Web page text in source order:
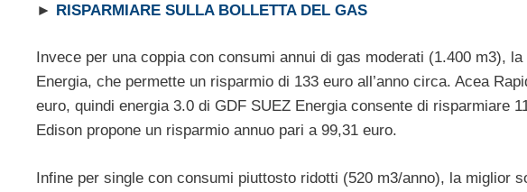
► RISPARMIARE SULLA BOLLETTA DEL GAS
Invece per una coppia con consumi annui di gas moderati (1.400 m3),
Energia, che permette un risparmio di 133 euro all’anno circa. Acea
euro, quindi energia 3.0 di GDF SUEZ Energia consente di risparmiare
Edison propone un risparmio annuo pari a 99,31 euro.
Infine per single con consumi piuttosto ridotti (520 m3/anno), la miglior